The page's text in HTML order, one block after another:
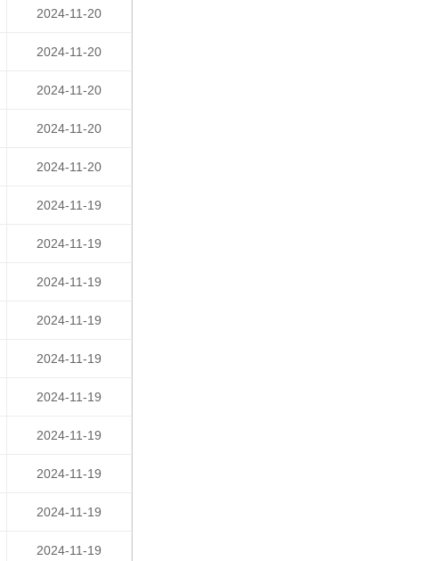
2024-11-20
2024-11-20
2024-11-20
2024-11-20
2024-11-20
2024-11-19
2024-11-19
2024-11-19
2024-11-19
2024-11-19
2024-11-19
2024-11-19
2024-11-19
2024-11-19
2024-11-19